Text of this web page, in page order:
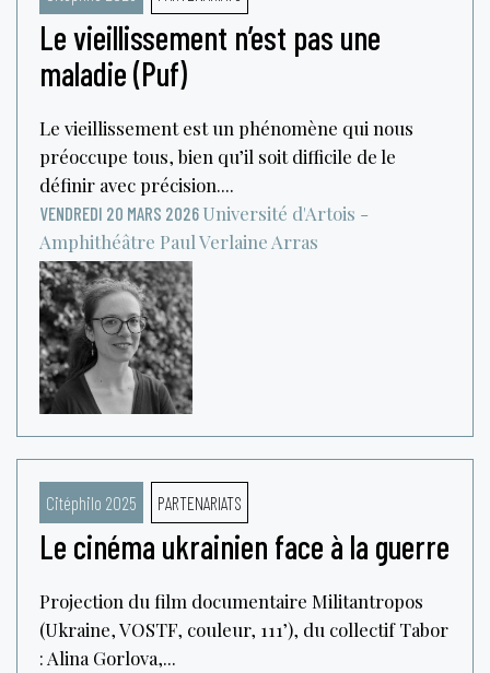
Le vieillissement n’est pas une
maladie (Puf)
Le vieillissement est un phénomène qui nous
préoccupe tous, bien qu’il soit difficile de le
définir avec précision....
VENDREDI 20 MARS 2026 Université d'Artois -
Amphithéâtre Paul Verlaine Arras
Citéphilo 2025 PARTENARIATS
Le cinéma ukrainien face à la guerre
Projection du film documentaire Militantropos
(Ukraine, VOSTF, couleur, 111’), du collectif Tabor
: Alina Gorlova,...